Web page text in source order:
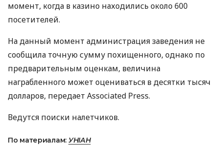
момент, когда в казино находились около 600
посетителей.
На данный момент администрация заведения не
сообщила точную сумму похищенного, однако по
предварительным оценкам, величина
награбленного может оцениваться в десятки тысяч
долларов, передает Associated Press.
Ведутся поиски налетчиков.
По материалам: УНІАН